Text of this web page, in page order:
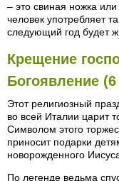
– это свиная ножка
человек употребляет
следующий год будет
Крещение
Богоявление
Этот религиозный
во всей Италии царит
Символом этого
приносит подарки
новорожденного
По легенде ведьма